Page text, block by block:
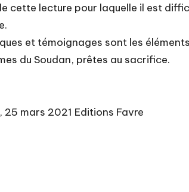
cette lecture pour laquelle il est
et témoignages sont les
du Soudan, prêtes au sacrifice.
25 mars 2021 Editions Favre